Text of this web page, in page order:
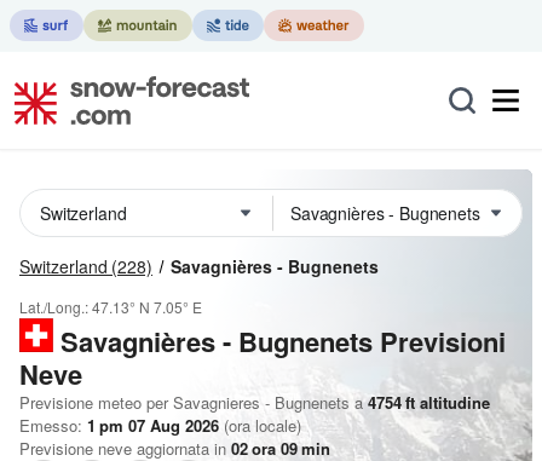
Switzerland (228) Savagnières - Bugnenets
Lat./Long.:47.13° N 7.05° E
Savagnières - Bugnenets Previsioni
Neve
Previsione meteo per Savagnieres - Bugnenets a 4754ft altitudine
Emesso: 1 pm 07 Aug 2026 (ora locale)
Previsione neve aggiornata in 02ora 09min